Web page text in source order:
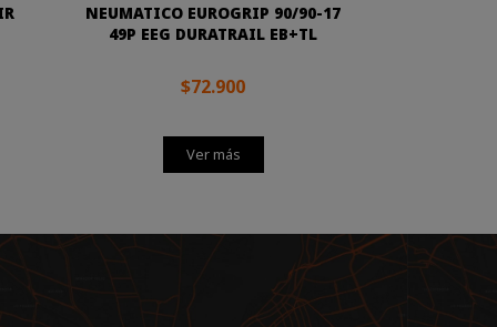
NEUMATICO EUROGRIP 90/90-17
49P EEG DURATRAIL EB+TL
$72.900
Ver más